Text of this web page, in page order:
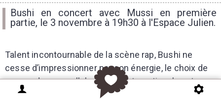
Bushi en concert avec Mussi en première
partie, le 3 novembre à 19h30 à l'Espace Julien.
Talent incontournable de la scène rap, Bushi ne
cesse d’impressionner par son énergie, le choix de
ses prods, ses collaborations internationales et
continue d'imposer son univers, à l’image de son